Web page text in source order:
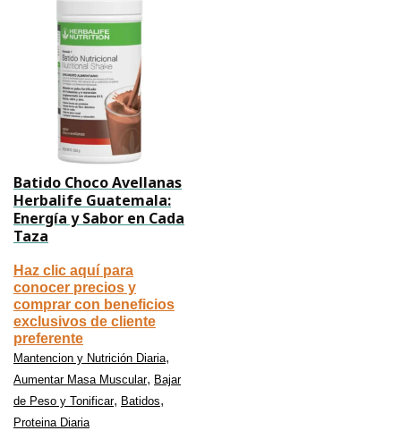
Batido Choco Avellanas
Herbalife Guatemala:
Energía y Sabor en Cada
Taza
Haz clic aquí para
conocer precios y
comprar con beneficios
exclusivos de cliente
preferente
Mantencion y Nutrición Diaria,
Aumentar Masa Muscular, Bajar
de Peso y Tonificar, Batidos,
Proteina Diaria